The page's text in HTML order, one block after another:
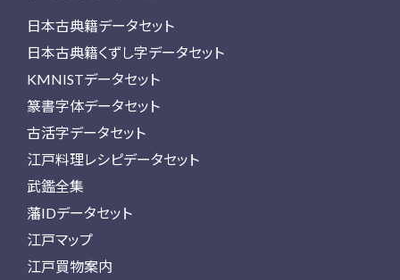
日本古典籍データセット
日本古典籍くずし字データセット
KMNISTデータセット
篆書字体データセット
古活字データセット
江戸料理レシピデータセット
武鑑全集
藩IDデータセット
江戸マップ
江戸買物案内